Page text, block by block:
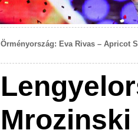
Örményország: Eva Rivas – Apricot
Mrozinski